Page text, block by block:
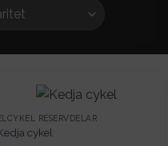
RESERVDELAR
cykel